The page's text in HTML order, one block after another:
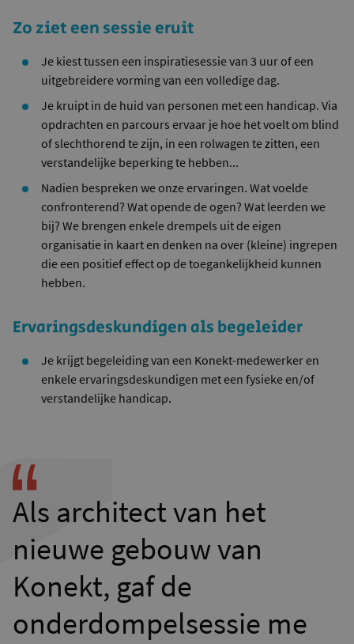
Zo ziet een sessie eruit
Je kiest tussen een inspiratiesessie van 3 uur of een
uitgebreidere vorming van een volledige dag.
Je kruipt in de huid van personen met een handicap. Via
opdrachten en parcours ervaar je hoe het voelt om blind
of slechthorend te zijn, in een rolwagen te zitten, een
verstandelijke beperking te hebben...
Nadien bespreken we onze ervaringen. Wat voelde
confronterend? Wat opende de ogen? Wat leerden we
bij? We brengen enkele drempels uit de eigen
organisatie in kaart en denken na over (kleine) ingrepen
die een positief effect op de toegankelijkheid kunnen
hebben.
Ervaringsdeskundigen als begeleider
Je krijgt begeleiding van een Konekt-medewerker en
enkele ervaringsdeskundigen met een fysieke en/of
verstandelijke handicap.
Als architect van het
nieuwe gebouw van
Konekt, gaf de
onderdompelsessie me